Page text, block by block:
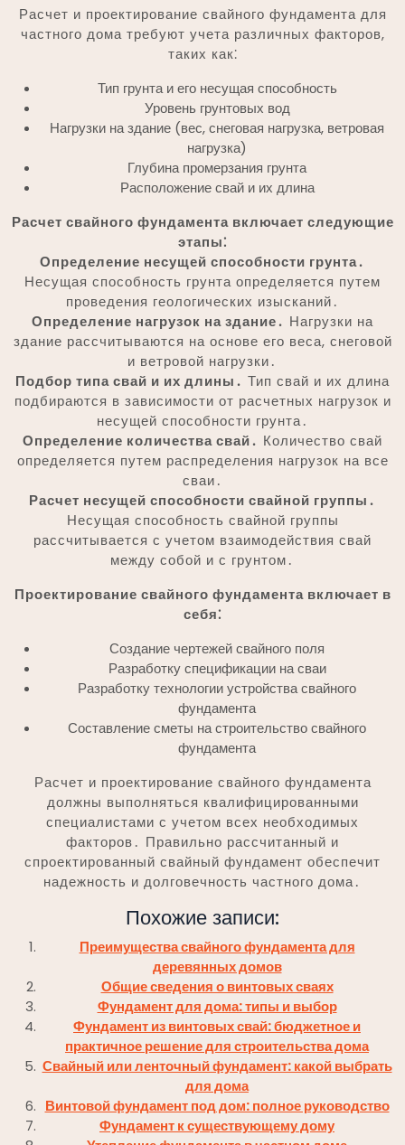
Расчет и проектирование свайного фундамента для
частного дома требуют учета различных факторов,
таких как⁚
Тип грунта и его несущая способность
Уровень грунтовых вод
Нагрузки на здание (вес, снеговая нагрузка, ветровая
нагрузка)
Глубина промерзания грунта
Расположение свай и их длина
Расчет свайного фундамента включает следующие
этапы⁚
Определение несущей способности грунта․
Несущая способность грунта определяется путем
проведения геологических изысканий․
Определение нагрузок на здание․ Нагрузки на
здание рассчитываются на основе его веса, снеговой
и ветровой нагрузки․
Подбор типа свай и их длины․ Тип свай и их длина
подбираются в зависимости от расчетных нагрузок и
несущей способности грунта․
Определение количества свай․ Количество свай
определяется путем распределения нагрузок на все
сваи․
Расчет несущей способности свайной группы․
Несущая способность свайной группы
рассчитывается с учетом взаимодействия свай
между собой и с грунтом․
Проектирование свайного фундамента включает в
себя⁚
Создание чертежей свайного поля
Разработку спецификации на сваи
Разработку технологии устройства свайного
фундамента
Составление сметы на строительство свайного
фундамента
Расчет и проектирование свайного фундамента
должны выполняться квалифицированными
специалистами с учетом всех необходимых
факторов․ Правильно рассчитанный и
спроектированный свайный фундамент обеспечит
надежность и долговечность частного дома․
Похожие записи:
Преимущества свайного фундамента для
деревянных домов
Общие сведения о винтовых сваях
Фундамент для дома: типы и выбор
Фундамент из винтовых свай: бюджетное и
практичное решение для строительства дома
Свайный или ленточный фундамент: какой выбрать
для дома
Винтовой фундамент под дом: полное руководство
Фундамент к существующему дому